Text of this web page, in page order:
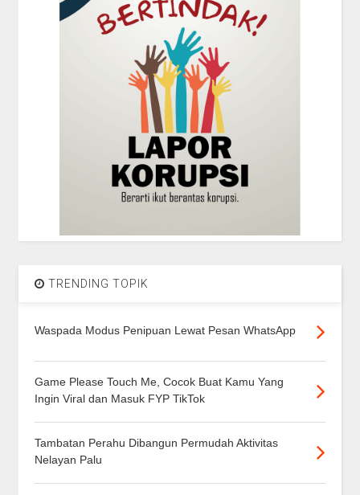
TRENDING TOPIK
Waspada Modus Penipuan Lewat Pesan WhatsApp
Game Please Touch Me, Cocok Buat Kamu Yang
Ingin Viral dan Masuk FYP TikTok
Tambatan Perahu Dibangun Permudah Aktivitas
Nelayan Palu